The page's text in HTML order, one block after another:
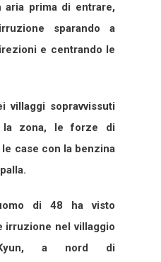
aria prima di entrare,
sparando a
e centrando le
villaggi sopravvissuti
la zona, le forze di
case con la benzina
di 48 ha visto
irruzione nel villaggio
a nord di